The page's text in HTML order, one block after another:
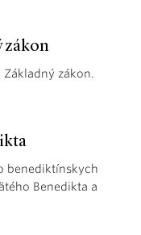
zákon
Základný zákon.
benediktínskych
Benedikta a